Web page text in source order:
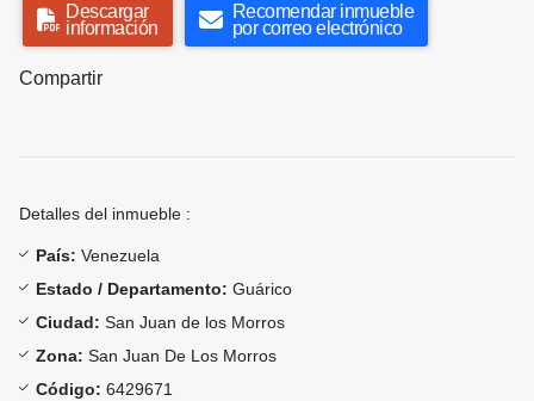
Descargar
información
Recomendar inmueble
por correo electrónico
Compartir
Detalles del inmueble :
País: Venezuela
Estado / Departamento: Guárico
Ciudad: San Juan de los Morros
Zona: San Juan De Los Morros
Código: 6429671